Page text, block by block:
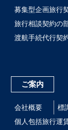
募集型企画旅行
旅行相談契約の
渡航手続代行契
ご案内
会社概要 標
個人包括旅行運